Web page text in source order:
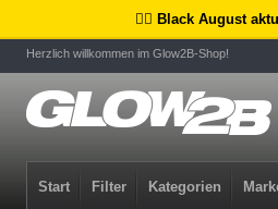
🏴‍☠️ Black August
Herzlich willkommen im Glow2B-Shop!
Start Filter Kategorien